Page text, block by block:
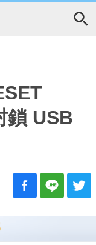
USB